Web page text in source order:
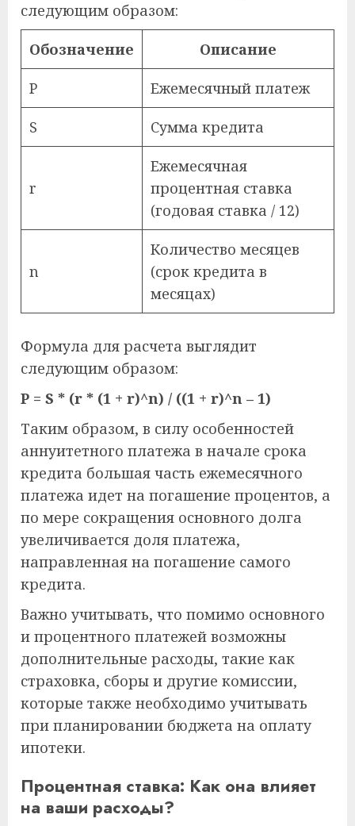
следующим образом:
Обозначение Описание
P Ежемесячный платеж
S Сумма кредита
r
Ежемесячная
процентная ставка
(годовая ставка / 12)
n
Количество месяцев
(срок кредита в
месяцах)
Формула для расчета выглядит
следующим образом:
P = S * (r * (1 + r)^n) / ((1 + r)^n – 1)
Таким образом, в силу особенностей
аннуитетного платежа в начале срока
кредита большая часть ежемесячного
платежа идет на погашение процентов, а
по мере сокращения основного долга
увеличивается доля платежа,
направленная на погашение самого
кредита.
Важно учитывать, что помимо основного
и процентного платежей возможны
дополнительные расходы, такие как
страховка, сборы и другие комиссии,
которые также необходимо учитывать
при планировании бюджета на оплату
ипотеки.
Процентная ставка: Как она влияет
на ваши расходы?